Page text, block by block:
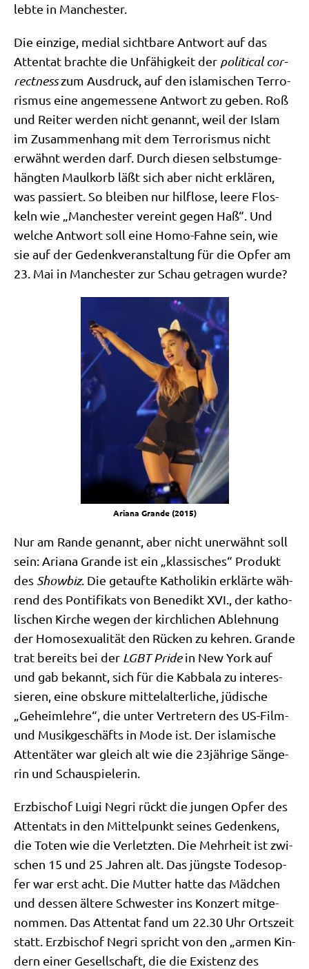
leb­te in Manchester.
Die ein­zi­ge, medi­al sicht­ba­re Ant­wort auf das
Atten­tat brach­te die Unfä­hig­keit der poli­ti­cal cor­
rect­nesszum Aus­druck, auf den isla­mi­schen Ter­ro­
ris­mus eine ange­mes­se­ne Ant­wort zu geben. Roß
und Rei­ter wer­den nicht genannt, weil der Islam
im Zusam­men­hang mit dem Ter­ro­ris­mus nicht
erwähnt wer­den darf. Durch die­sen selbst­um­ge­
häng­ten Maul­korb läßt sich aber nicht erklä­ren,
was pas­siert. So blei­ben nur hilf­lo­se, lee­re Flos­
keln wie „Man­che­ster ver­eint gegen Haß“. Und
wel­che Ant­wort soll eine Homo-Fah­ne sein, wie
sie auf der Gedenk­ver­an­stal­tung für die Opfer am
23. Mai in Man­che­ster zur Schau getra­gen wurde?
Aria­na Gran­de (2015)
Nur am Ran­de genannt, aber nicht uner­wähnt soll
sein: Aria­na Gran­de ist ein „klas­si­sches“ Pro­dukt
des Show­biz. Die getauf­te Katho­li­kin erklär­te wäh­
rend des Pon­ti­fi­kats von Bene­dikt XVI., der katho­
li­schen Kir­che wegen der kirch­li­chen Ableh­nung
der Homo­se­xua­li­tät den Rücken zu keh­ren. Gran­de
trat bereits bei der LGBT Pri­dein New York auf
und gab bekannt, sich für die Kab­ba­la zu inter­es­
sie­ren, eine obsku­re mit­tel­al­ter­li­che, jüdi­sche
„Geheim­leh­re“, die unter Ver­tre­tern des US-Film-
und Musik­ge­schäfts in Mode ist. Der isla­mi­sche
Atten­tä­ter war gleich alt wie die 23jährige Sän­ge­
rin und Schauspielerin.
Erz­bi­schof Lui­gi Negri rückt die jun­gen Opfer des
Atten­tats in den Mit­tel­punkt sei­nes Geden­kens,
die Toten wie die Ver­letz­ten. Die Mehr­heit ist zwi­
schen 15 und 25 Jah­ren alt. Das jüng­ste Todes­op­
fer war erst acht. Die Mut­ter hat­te das Mäd­chen
und des­sen älte­re Schwe­ster ins Kon­zert mit­ge­
nom­men. Das Atten­tat fand um 22.30 Uhr Orts­zeit
statt. Erz­bi­schof Negri spricht von den „armen Kin­
dern einer Gesell­schaft, die die Exi­stenz des